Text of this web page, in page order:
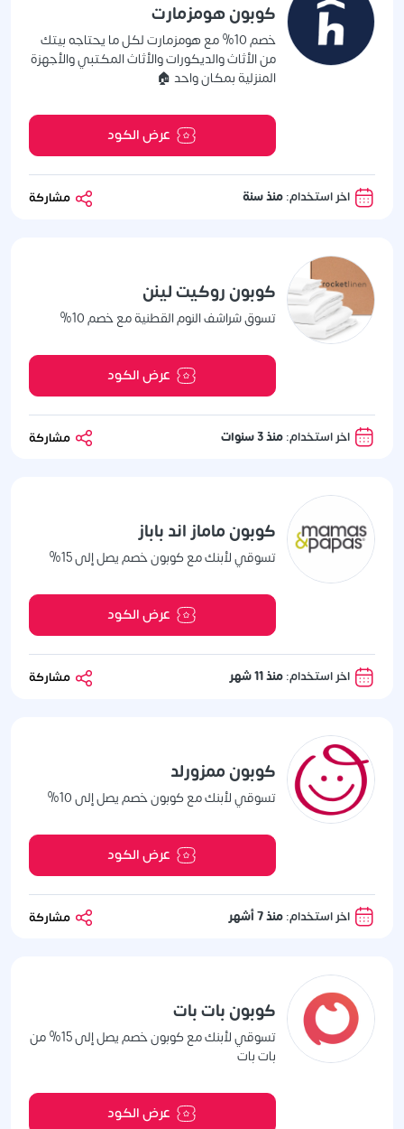
كوبون هومزمارت
خصم 10% مع هومزمارت لكل ما يحتاجه بيتك
من الأثاث والديكورات والأثاث المكتبي والأجهزة
المنزلية بمكان واحد 🏠
عرض الكود
اخر استخدام:منذ سنة
كوبون روكيت لينن
تسوق شراشف النوم القطنية مع خصم 10%
عرض الكود
اخر استخدام:منذ 3 سنوات
كوبون ماماز اند باباز
تسوقي لأبنك مع كوبون خصم يصل إلى 15%
عرض الكود
اخر استخدام:منذ 11 شهر
كوبون ممزورلد
تسوقي لأبنك مع كوبون خصم يصل إلى 10%
عرض الكود
اخر استخدام:منذ 7 أشهر
كوبون بات بات
تسوقي لأبنك مع كوبون خصم يصل إلى 15% من
بات بات
عرض الكود